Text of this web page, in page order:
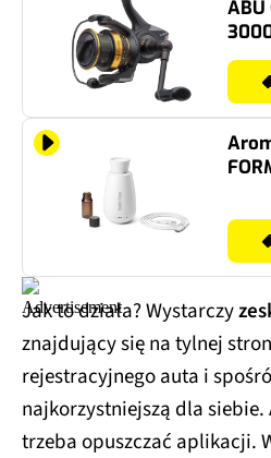
ABU
Jak to działa? Wystarczy
znajdujący się na tylnej
rejestracyjnego auta i
najkorzystniejszą dla
trzeba opuszczać aplikacji.